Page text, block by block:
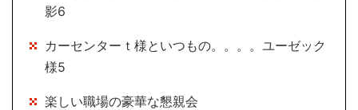
影6
カーセンターｔ様といつもの。。。。ユーゼック
様5
楽しい職場の豪華な懇親会